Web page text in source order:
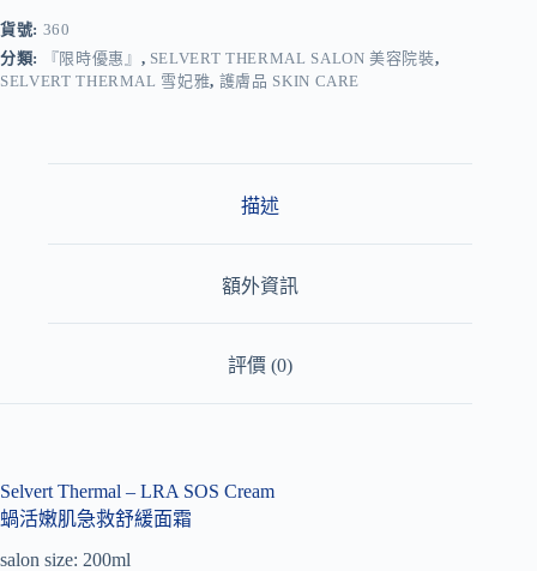
r
n
a
貨號: 360
分類:
『限時優惠』 , SELVERT THERMAL SALON 美容院裝,
SELVERT THERMAL 雪妃雅, 護膚品 SKIN CARE
描述
額外資訊
評價 (0)
Selvert Thermal – LRA SOS Cream
蝸活嫩肌急救舒緩面霜
salon size: 200ml